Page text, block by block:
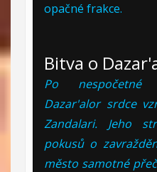
opačné frakce.
Bitva o
Po nespočetné
Dazar'alor srdce
Zandalari. Jeho
pokusů o
město samotné